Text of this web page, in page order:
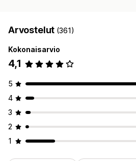
Arvostelut (361)
Kokonaisarvio
4,1
5
4
3
2
1